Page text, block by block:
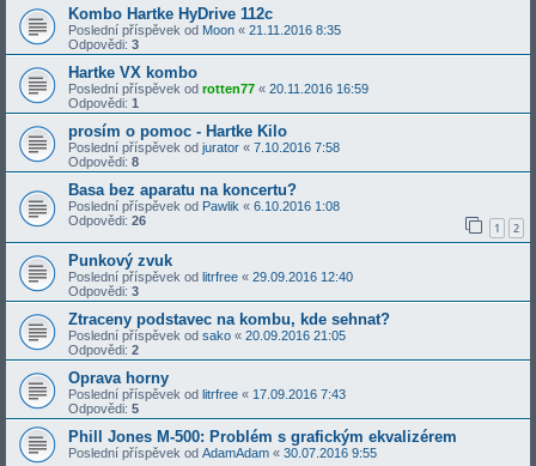
Kombo Hartke HyDrive 112c
Poslední příspěvek od Moon « 21.11.2016 8:35
Odpovědi: 3
Hartke VX kombo
Poslední příspěvek od rotten77 « 20.11.2016 16:59
Odpovědi: 1
prosím o pomoc - Hartke Kilo
Poslední příspěvek od jurator « 7.10.2016 7:58
Odpovědi: 8
Basa bez aparatu na koncertu?
Poslední příspěvek od Pawlik « 6.10.2016 1:08
Odpovědi: 26 1 2
Punkový zvuk
Poslední příspěvek od litrfree « 29.09.2016 12:40
Odpovědi: 3
Ztraceny podstavec na kombu, kde sehnat?
Poslední příspěvek od sako « 20.09.2016 21:05
Odpovědi: 2
Oprava horny
Poslední příspěvek od litrfree « 17.09.2016 7:43
Odpovědi: 5
Phill Jones M-500: Problém s grafickým ekvalizérem
Poslední příspěvek od AdamAdam « 30.07.2016 9:55